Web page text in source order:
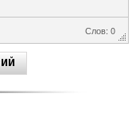
Слов: 0